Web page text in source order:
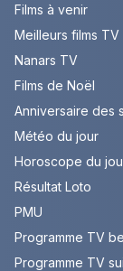
Films à venir
Meilleurs films TV
Nanars TV
Films de Noël
Anniversaire des
Météo du jour
Horoscope du
Résultat Loto
PMU
Programme TV
Programme TV